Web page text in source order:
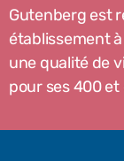
Gutenberg est
établissement
une qualité de
pour ses 400 et